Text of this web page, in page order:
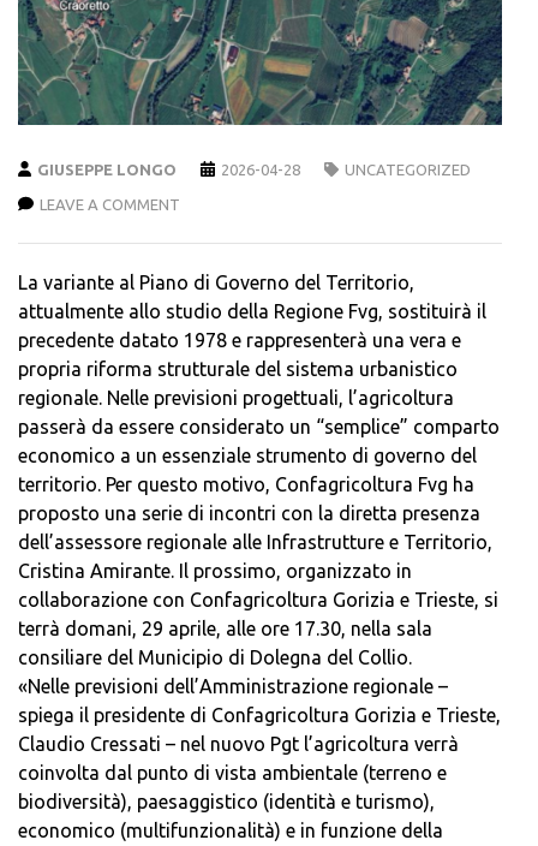
GIUSEPPE LONGO 2026-04-28 UNCATEGORIZED
LEAVE A COMMENT
La variante al Piano di Governo del Territorio,
attualmente allo studio della Regione Fvg, sostituirà il
precedente datato 1978 e rappresenterà una vera e
propria riforma strutturale del sistema urbanistico
regionale. Nelle previsioni progettuali, l’agricoltura
passerà da essere considerato un “semplice” comparto
economico a un essenziale strumento di governo del
territorio. Per questo motivo, Confagricoltura Fvg ha
proposto una serie di incontri con la diretta presenza
dell’assessore regionale alle Infrastrutture e Territorio,
Cristina Amirante. Il prossimo, organizzato in
collaborazione con Confagricoltura Gorizia e Trieste, si
terrà domani, 29 aprile, alle ore 17.30, nella sala
consiliare del Municipio di Dolegna del Collio.
«Nelle previsioni dell’Amministrazione regionale –
spiega il presidente di Confagricoltura Gorizia e Trieste,
Claudio Cressati – nel nuovo Pgt l’agricoltura verrà
coinvolta dal punto di vista ambientale (terreno e
biodiversità), paesaggistico (identità e turismo),
economico (multifunzionalità) e in funzione della